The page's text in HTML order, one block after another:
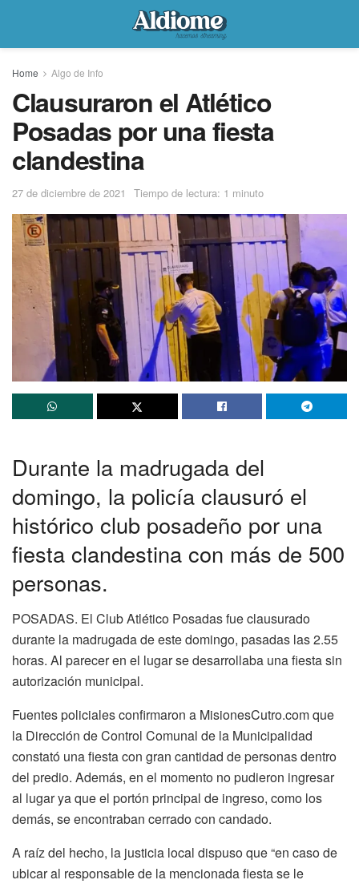
Home Algo de Info
Clausuraron el Atlético
Posadas por una fiesta
clandestina
27 de diciembre de 2021 Tiempo de lectura: 1 minuto
Durante la madrugada del
domingo, la policía clausuró el
histórico club posadeño por una
fiesta clandestina con más de 500
personas.
POSADAS. El Club Atlético Posadas fue clausurado
durante la madrugada de este domingo, pasadas las 2.55
horas. Al parecer en el lugar se desarrollaba una fiesta sin
autorización municipal.
Fuentes policiales confirmaron a MisionesCutro.com que
la Dirección de Control Comunal de la Municipalidad
constató una fiesta con gran cantidad de personas dentro
del predio. Además, en el momento no pudieron ingresar
al lugar ya que el portón principal de ingreso, como los
demás, se encontraban cerrado con candado.
A raíz del hecho, la justicia local dispuso que “en caso de
ubicar al responsable de la mencionada fiesta se le